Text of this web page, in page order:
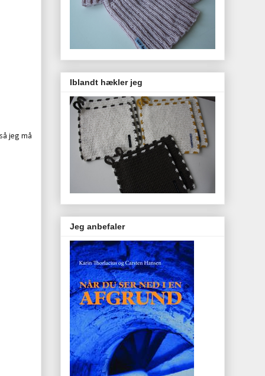
jeg må
Iblandt hækler jeg
Jeg anbefaler